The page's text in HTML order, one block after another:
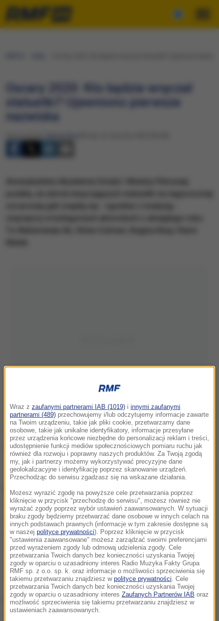
Oscary 2020: Kto będzie wręczał
statuetki? Ujawniono pierwsze
nazwiska
Rami Malek, Olivia Colman, Regina King i Mahershala Ali
Mahershala Aliotrzymał Oscara za drugoplanową
rolę w filmie "Green Book".Rami Malekzostał
doceniony za główną rolę w "Bohemian Rhapsody".
Olivia Colmanzdobyła statuetkę w kategorii
"Najlepsza aktorka pierwszoplanowa" za rolę w
"Faworycie", aRegina King- za drugoplanową rolę w
filmie "Gdyby ulica Beale umiała mówić".
Nazwiska kolejnych gwiazd, które będą wręczały
Oscary, mają być ujawniane w najbliższym czasie.
Wraz z zaufanymi partnerami IAB (1019) i innymi zaufanymi
partnerami (489) przechowujemy i/lub odczytujemy informacje zawarte
na Twoim urządzeniu, takie jak pliki cookie, przetwarzamy dane
osobowe, takie jak unikalne identyfikatory, informacje przesyłane
przez urządzenia końcowe niezbędne do personalizacji reklam i treści,
udostępnienie funkcji mediów społecznościowych pomiaru ruchu jak
również dla rozwoju i poprawny naszych produktów. Za Twoją zgodą
my, jak i partnerzy możemy wykorzystywać precyzyjne dane
geolokalizacyjne i identyfikację poprzez skanowanie urządzeń.
Przechodząc do serwisu zgadzasz się na wskazane działania.
Możesz wyrazić zgodę na powyższe cele przetwarzania poprzez
kliknięcie w przycisk "przechodzę do serwisu", możesz również nie
wyrażać zgody poprzez wybór ustawień zaawansowanych. W sytuacji
braku zgody będziemy przetwarzać dane osobowe w innych celach na
innych podstawach prawnych (informacje w tym zakresie dostępne są
w naszej polityce prywatności). Poprzez kliknięcie w przycisk
"ustawienia zaawansowane" możesz zarządzać swoimi preferencjami
przed wyrażeniem zgody lub odmową udzielenia zgody. Cele
przetwarzania Twoich danych bez konieczności uzyskania Twojej
zgody w oparciu o uzasadniony interes Radio Muzyka Fakty Grupa
RMF sp. z o.o. sp. k. oraz informacje o możliwości sprzeciwienia się
takiemu przetwarzaniu znajdziesz w polityce prywatności . Cele
przetwarzania Twoich danych bez konieczności uzyskania Twojej
zgody w oparciu o uzasadniony interes Zaufanych Partnerów IAB oraz
możliwość sprzeciwienia się takiemu przetwarzaniu znajdziesz w
ustawieniach zaawansowanych.